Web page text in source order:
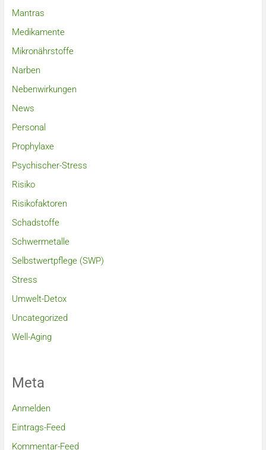
Mantras
Medikamente
Mikronährstoffe
Narben
Nebenwirkungen
News
Personal
Prophylaxe
Psychischer-Stress
Risiko
Risikofaktoren
Schadstoffe
Schwermetalle
Selbstwertpflege (SWP)
Stress
Umwelt-Detox
Uncategorized
Well-Aging
Meta
Anmelden
Eintrags-Feed
Kommentar-Feed